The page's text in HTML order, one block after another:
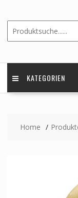
KATEGORIEN
Home